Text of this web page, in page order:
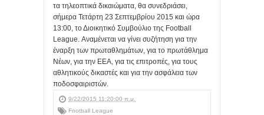
τα τηλεοπτικά δικαιώματα, θα συνεδριάσει,
σήμερα Τετάρτη 23 Σεπτεμβρίου 2015 και ώρα
13:00, το Διοικητικό Συμβούλιο της Football
League. Αναμένεται να γίνει συζήτηση για την
έναρξη των πρωταθλημάτων, για το πρωτάθλημα
Νέων, για την ΕΕΑ, για τις επιτροπές, για τους
αθλητικούς δικαστές και για την ασφάλεια των
ποδοσφαιριστών.
9/22/2015 11:20:00 π.μ.
Football League